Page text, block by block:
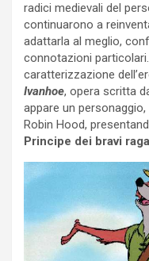
radici medievali del
continuarono a
adattarla al meglio,
connotazioni
caratterizzazione
Ivanhoe, opera scritta
appare un personaggio,
Robin Hood,
Principe dei bravi